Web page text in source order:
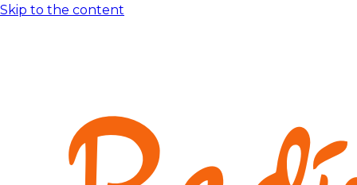
Skip to the content